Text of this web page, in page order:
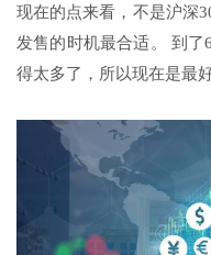
现在的点来看，不是沪深
发售的时机最合适。 到了
得太多了，所以现在是最